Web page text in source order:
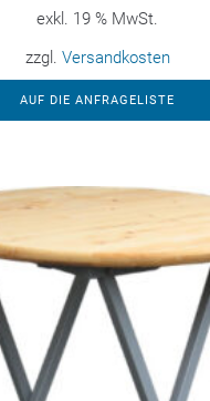
exkl. 19 % MwSt.
zzgl. Versandkosten
AUF DIE ANFRAGELISTE